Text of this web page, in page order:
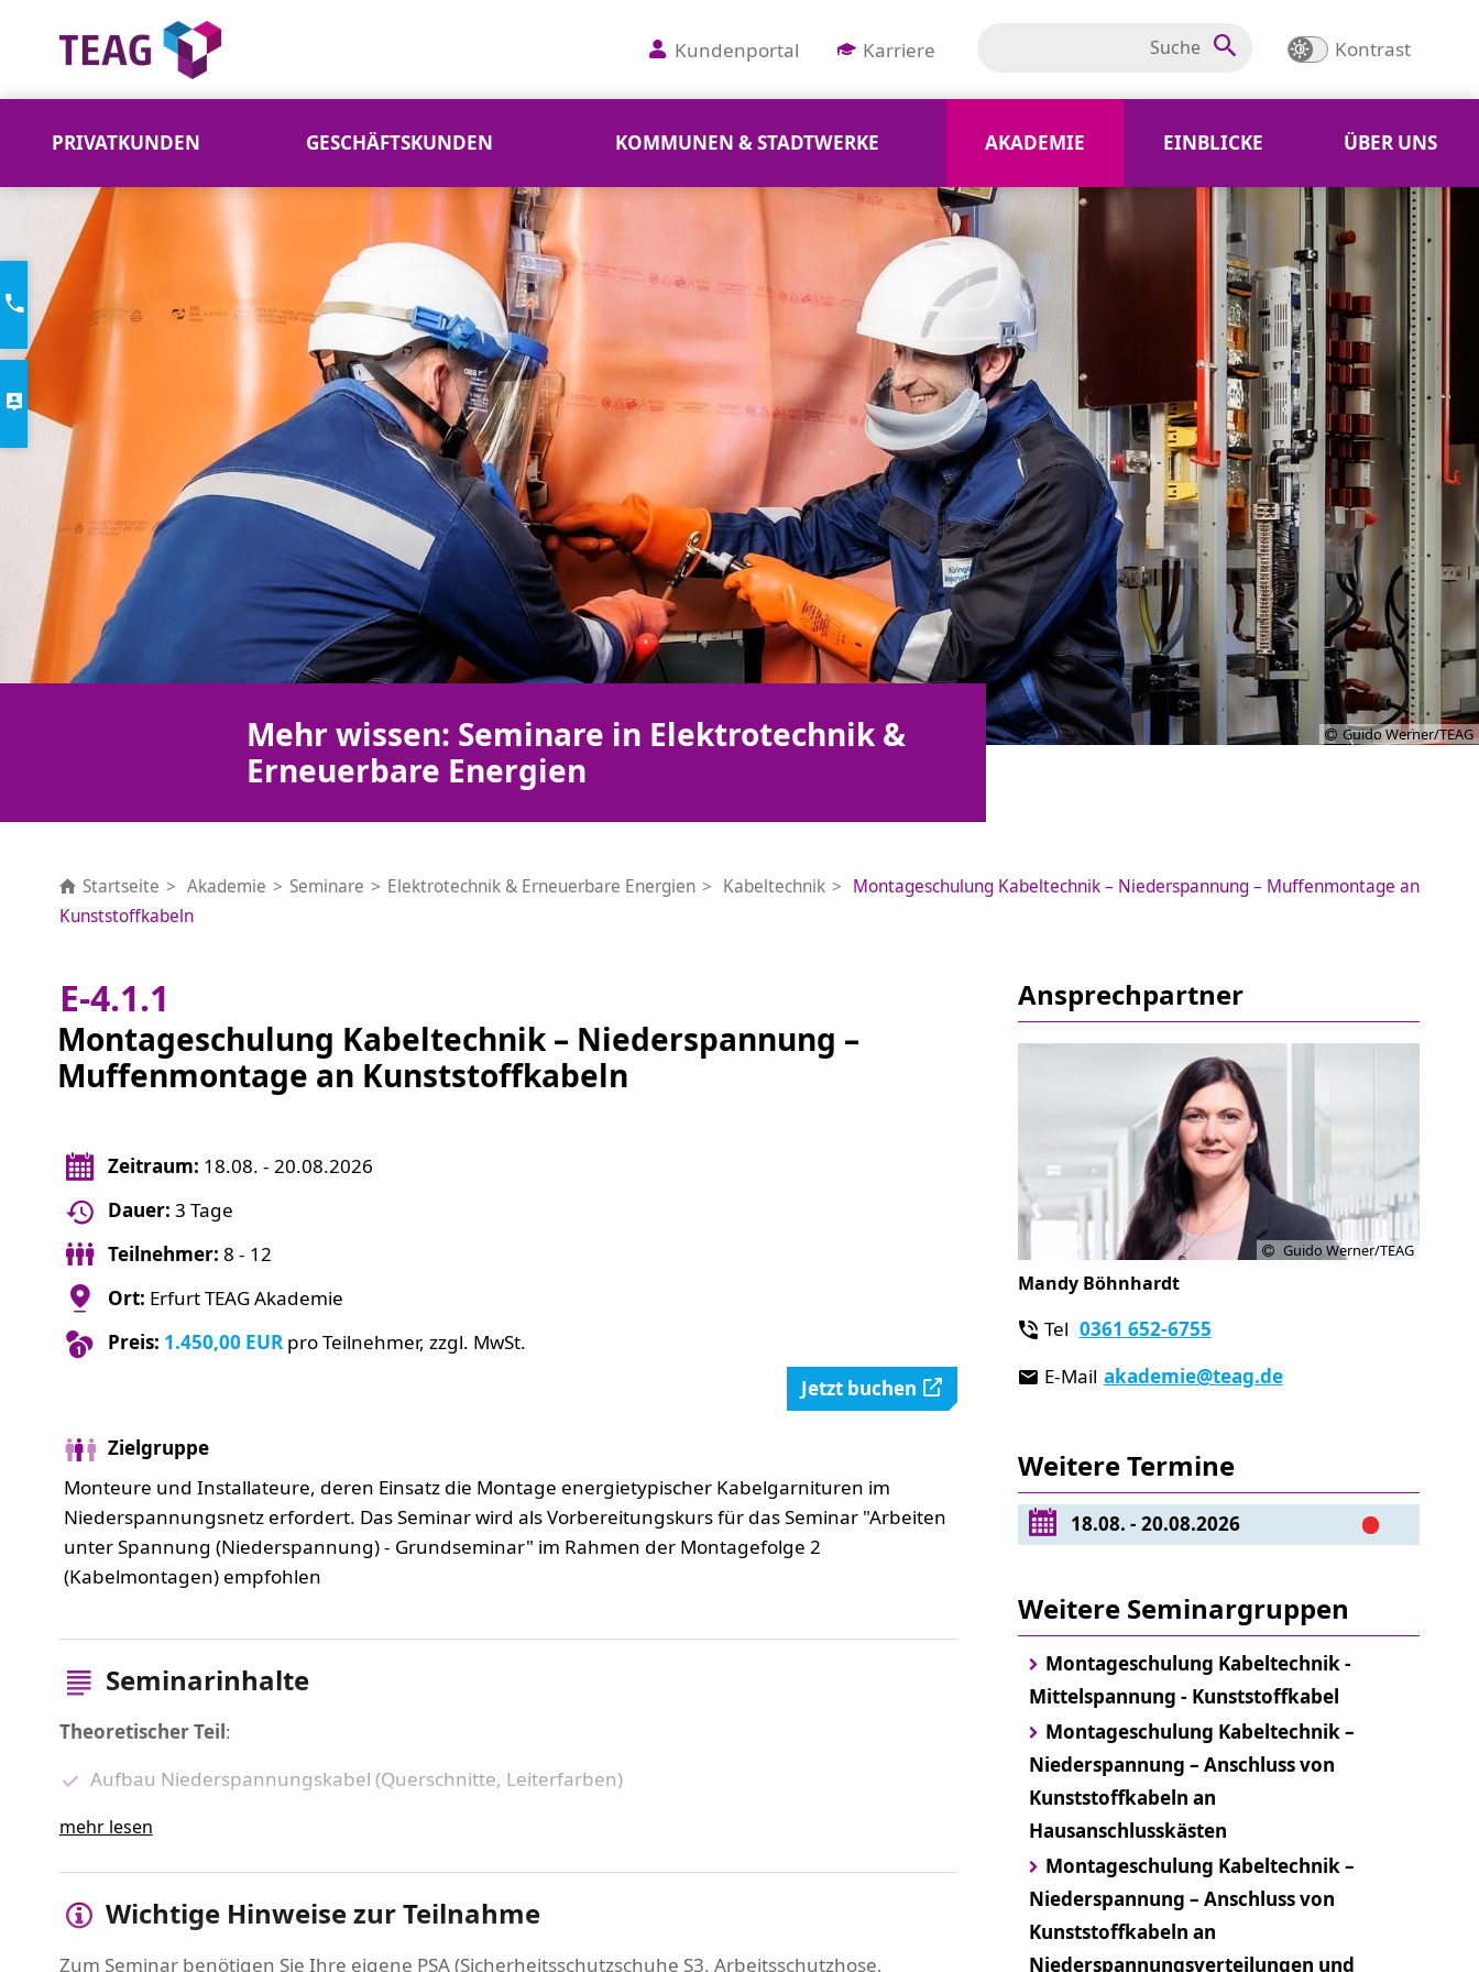
Kundenportal Karriere Kontrast
PRIVATKUNDEN GESCHÄFTSKUNDEN KOMMUNEN & STADTWERKE AKADEMIE EINBLICKE ÜBER UNS
Guido Werner/TEAG
Mehr wissen: Seminare in Elektrotechnik &
Erneuerbare Energien
Startseite Akademie Seminare Elektrotechnik & Erneuerbare Energien Kabeltechnik
Montageschulung Kabeltechnik – Niederspannung – Muffenmontage an
Kunststoffkabeln
E-4.1.1
Montageschulung Kabeltechnik – Niederspannung –
Muffenmontage an Kunststoffkabeln
Zeitraum: 18.08. - 20.08.2026
Dauer: 3 Tage
Teilnehmer: 8 - 12
Ort: Erfurt TEAG Akademie
Preis: 1.450,00 EUR pro Teilnehmer, zzgl. MwSt.
Jetzt buchen
Zielgruppe
Monteure und Installateure, deren Einsatz die Montage energietypischer Kabelgarnituren im
Niederspannungsnetz erfordert. Das Seminar wird als Vorbereitungskurs für das Seminar "Arbeiten
unter Spannung (Niederspannung) - Grundseminar" im Rahmen der Montagefolge 2
(Kabelmontagen) empfohlen
Seminarinhalte
Theoretischer Teil:
Aufbau Niederspannungskabel (Querschnitte, Leiterfarben)
Behandlung von Kabeln, Kabelverlegung und Biegeradien
Verbindungstechnologien in der Muffenmontage
Verarbeitungshinweise Gießharz und Gegenüberstellung anderer Vergussstoffe
umweltbewusstes Verhalten, Gefahrenstoffe und Recycling
mehr lesen
Wichtige Hinweise zur Teilnahme
Zum Seminar benötigen Sie Ihre eigene PSA (Sicherheitsschutzschuhe S3, Arbeitsschutzhose,
Ansprechpartner
Guido Werner/TEAG
Mandy Böhnhardt
Tel 0361 652-6755
E-Mail akademie@teag.de
Weitere Termine
18.08. - 20.08.2026
Weitere Seminargruppen
Montageschulung Kabeltechnik -
Mittelspannung - Kunststoffkabel
Montageschulung Kabeltechnik –
Niederspannung – Anschluss von
Kunststoffkabeln an
Hausanschlusskästen
Montageschulung Kabeltechnik –
Niederspannung – Anschluss von
Kunststoffkabeln an
Niederspannungsverteilungen und